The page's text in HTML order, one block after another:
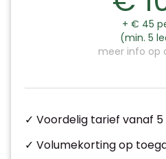
+ € 45
(min. 5
meer info op
✓ Voordelig tarief vanaf
✓ Volumekorting op